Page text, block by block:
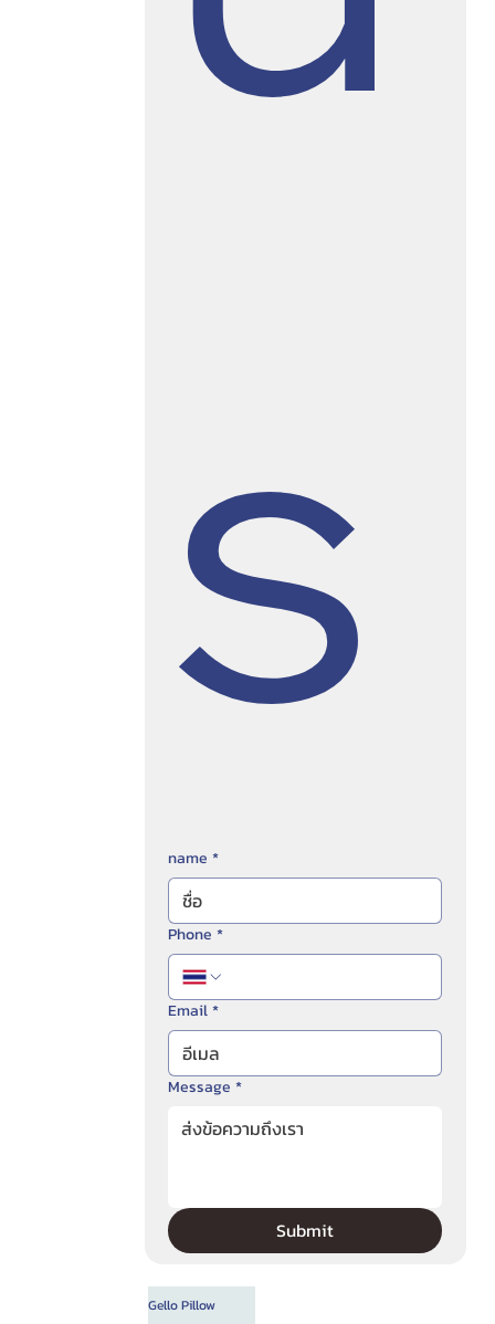
s
name *
Phone *
Email *
Message *
Submit
Gello Pillow